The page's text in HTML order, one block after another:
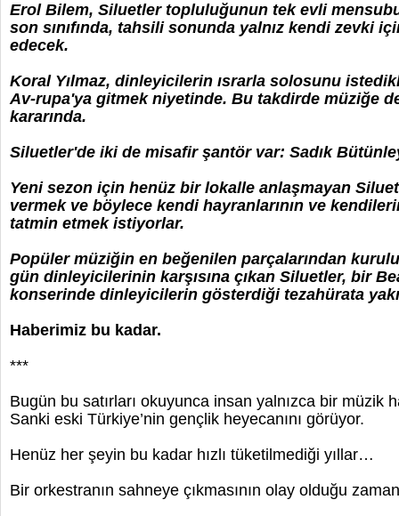
Erol Bilem, Siluetler topluluğunun tek evli
son sınıfında, tahsili sonunda yalnız kendi zevki
edecek.
Koral Yılmaz, dinleyicilerin ısrarla solosunu
Av-rupa'ya gitmek niyetinde. Bu takdirde müziğe
kararında.
Siluetler'de iki de misafir şantör var: Sadık
Yeni sezon için henüz bir lokalle anlaşmayan
vermek ve böylece kendi hayranlarının ve
tatmin etmek istiyorlar.
Popüler müziğin en beğenilen parçalarından
gün dinleyicilerinin karşısına çıkan Siluetler, bir
konserinde dinleyicilerin gösterdiği tezahürata
Haberimiz bu kadar.
***
Bugün bu satırları okuyunca insan yalnızca bir müzik
Sanki eski Türkiye’nin gençlik heyecanını görüyor.
Henüz her şeyin bu kadar hızlı tüketilmediği yıllar…
Bir orkestranın sahneye çıkmasının olay olduğu